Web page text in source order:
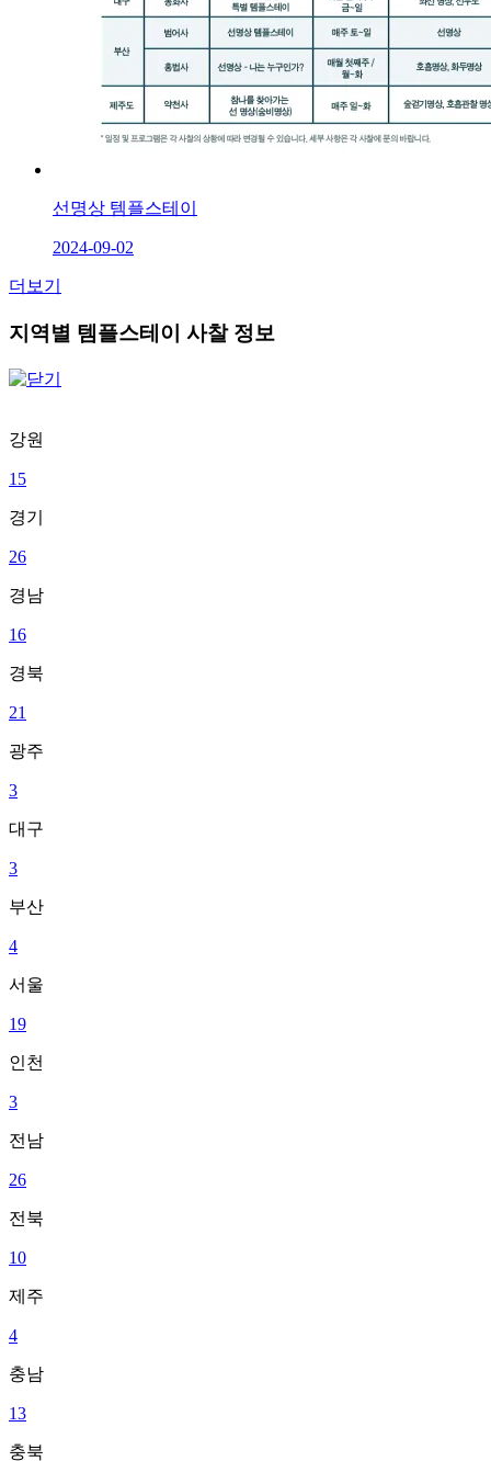
선명상 템플스테이
2024-09-02
더보기
지역별 템플스테이 사찰 정보
강원
15
경기
26
경남
16
경북
21
광주
3
대구
3
부산
4
서울
19
인천
3
전남
26
전북
10
제주
4
충남
13
충북